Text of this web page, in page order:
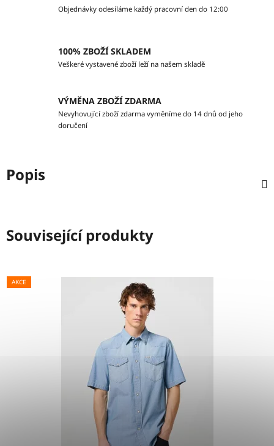
Objednávky odesíláme každý pracovní den do 12:00
100% ZBOŽÍ SKLADEM
Veškeré vystavené zboží leží na našem skladě
VÝMĚNA ZBOŽÍ ZDARMA
Nevyhovující zboží zdarma vyměníme do 14 dnů od jeho
doručení
Popis
Související produkty
AKCE